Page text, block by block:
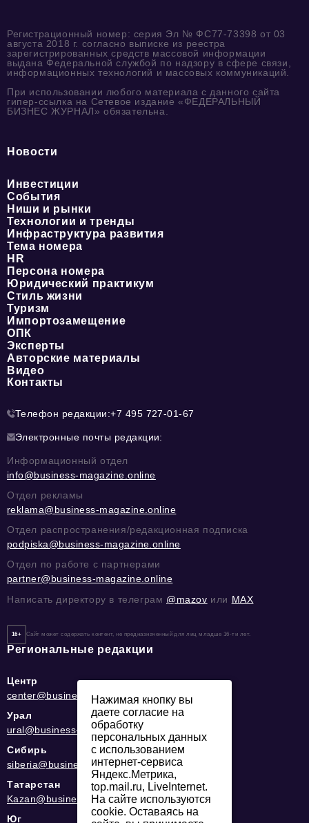
Регистрационный номер: серия Эл № ФС77-73398 от 03
августа 2018 г. согласно выписке из реестра
зарегистрированных средств массовой информации
выдана Федеральной службой по надзору в сфере связи,
информационных технологий и массовых коммуникаций.
При использовании любого материала с данного сайта
гипер-ссылка на Сетевое издание «ФЕДЕРАЛЬНЫЙ
БИЗНЕС ЖУРНАЛ» обязательна.
Новости
Инвестиции
События
Ниши и рынки
Технологии и тренды
Инфраструктура развития
Тема номера
HR
Персона номера
Юридический практикум
Стиль жизни
Туризм
Импортозамещение
ОПК
Эксперты
Авторские материалы
Видео
Контакты
Телефон редакции:+7 495 727-01-67
Электронные почты редакции:
Информационный отдел
info@business-magazine.online
Отдел рекламы
reklama@business-magazine.online
Отдел распространения/редакционная подписка
podpiska@business-magazine.online
Отдел по работе с партнерами
partner@business-magazine.online
Написать директору в телеграм @mazov или MAX
16+ Сайт может содержать контент, не предназначенный для лиц младше 16-ти лет.
Региональные редакции
Центр
center@business-magazine.online
Урал
ural@business-magazine.online
Сибирь
siberia@business-magazine.online
Татарстан
Kazan@business-magazine.online
Юг
Нажимая кнопку вы
даете согласие на
обработку
персональных данных
с использованием
интернет-сервиса
Яндекс.Метрика,
top.mail.ru, LiveInternet.
На сайте используются
cookie. Оставаясь на